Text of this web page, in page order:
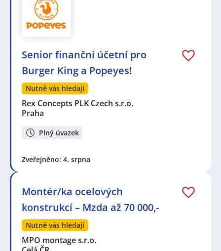
Senior finanční účetní pro
Burger King a Popeyes!
Nutně vás hledají
Rex Concepts PLK Czech s.r.o.
Praha
Plný úvazek
Zveřejněno: 4. srpna
Montér/ka ocelových
konstrukcí – Mzda až 70 000,-
Nutně vás hledají
MPO montage s.r.o.